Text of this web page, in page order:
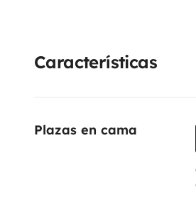
Características
Plazas en cama